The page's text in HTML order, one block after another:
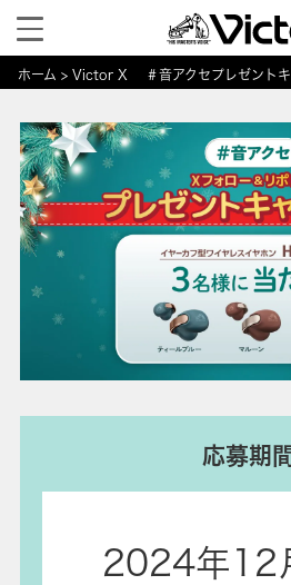
Toggle
navigation
ホーム Victor X ＃音アクセプレゼントキ
応募期
2024年12